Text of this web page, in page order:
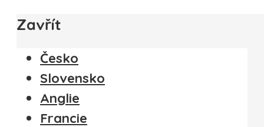
Zavřít
Česko
Slovensko
Anglie
Francie